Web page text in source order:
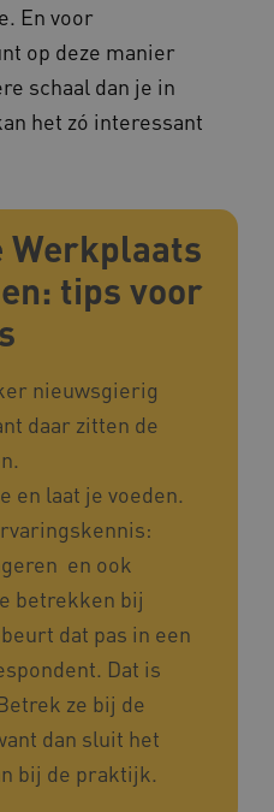
En voor
op deze manier
schaal dan je in
het zó interessant
Werkplaats
tips voor
nieuwsgierig
daar zitten de
en laat je voeden.
en ook
betrekken bij
dat pas in een
Dat is
ze bij de
dan sluit het
bij de praktijk.
.kennispleingehandicaptensector.nl
www.kennispleingehandicaptensector.nl
.kennispleingehandicaptensector.nl
Amazon.com Inc.
.youtube.com
a594.kennispleingehandicaptensector.nl